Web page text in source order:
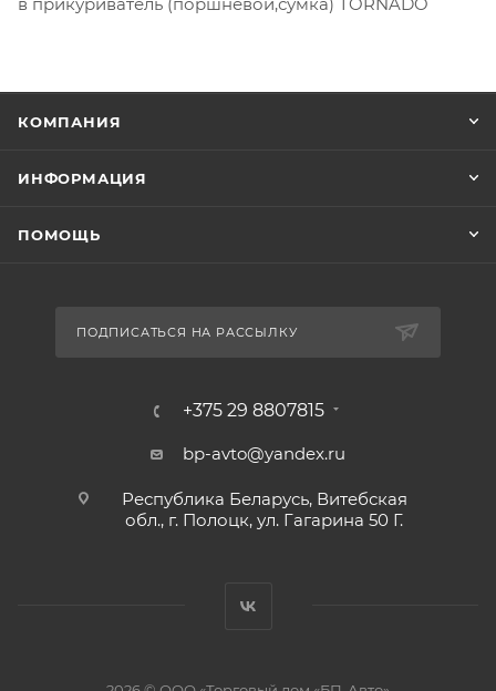
КОМПАНИЯ
ИНФОРМАЦИЯ
ПОМОЩЬ
ПОДПИСАТЬСЯ НА РАССЫЛКУ
+375 29 8807815
bp-avto@yandex.ru
Республика Беларусь, Витебская
обл., г. Полоцк, ул. Гагарина 50 Г.